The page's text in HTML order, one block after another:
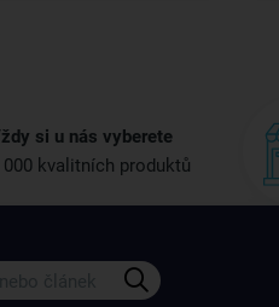
si u nás vyberete
000 kvalitních produktů
našeho newsletteru.